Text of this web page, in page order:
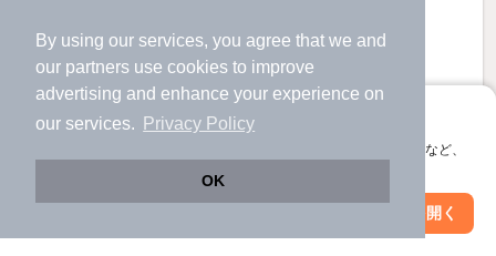
By using our services, you agree that we and
our partners use cookies to improve
advertising and enhance your experience on
our services.
Privacy Policy
OK
アプリに切り替えて、サクサクお部屋探し
会員登録なしですぐ使える。マップ検索やお気に入り保存など、
アプリを開く
ほか提供
絞り込み条件を変更